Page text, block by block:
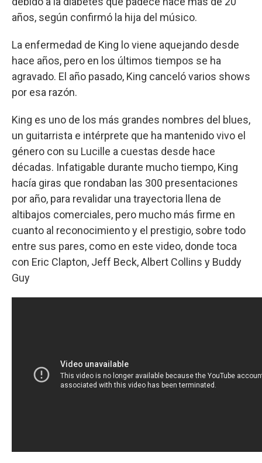
años, según confirmó la hija del músico.
La enfermedad de King lo viene aquejando desde
hace años, pero en los últimos tiempos se ha
agravado. El año pasado, King canceló varios shows
por esa razón.
King es uno de los más grandes nombres del blues,
un guitarrista e intérprete que ha mantenido vivo el
género con su Lucille a cuestas desde hace
décadas. Infatigable durante mucho tiempo, King
hacía giras que rondaban las 300 presentaciones
por año, para revalidar una trayectoria llena de
altibajos comerciales, pero mucho más firme en
cuanto al reconocimiento y el prestigio, sobre todo
entre sus pares, como en este video, donde toca
con Eric Clapton, Jeff Beck, Albert Collins y Buddy
Guy